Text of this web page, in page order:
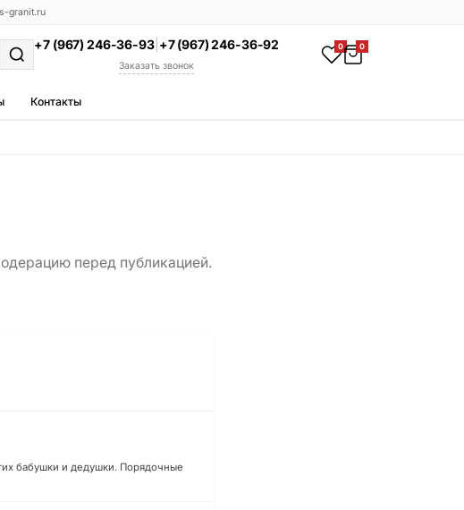
granit.ru
+7 (967) 246-36-93| +7 (967) 246-36-92
Заказать звонок
0 0
Контакты
Гравировка
перед публикацией.
бабушки и дедушки. Порядочные